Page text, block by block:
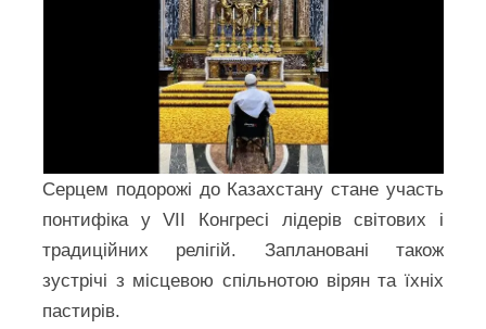
Серцем подорожі до Казахстану стане участь
понтифіка у VII Конгресі лідерів світових і
традиційних релігій. Заплановані також
зустрічі з місцевою спільнотою вірян та їхніх
пастирів.